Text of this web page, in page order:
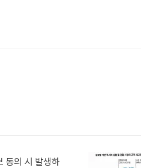
동의 시 발생하